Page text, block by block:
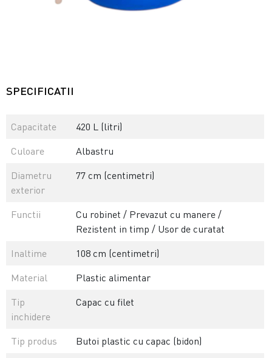
SPECIFICATII
Capacitate
420 L (litri)
Culoare
Albastru
Diametru
exterior
77 cm (centimetri)
Functii
Cu robinet / Prevazut cu manere /
Rezistent in timp / Usor de curatat
Inaltime
108 cm (centimetri)
Material
Plastic alimentar
Tip
inchidere
Capac cu filet
Tip produs
Butoi plastic cu capac (bidon)